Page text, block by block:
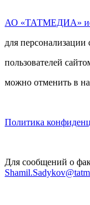
АО «ТАТМЕДИА»
для персонализации
пользователей
можно отменить в
Политика
Для сообщений о